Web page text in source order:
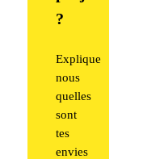
?
Explique
nous
quelles
sont
tes
envies